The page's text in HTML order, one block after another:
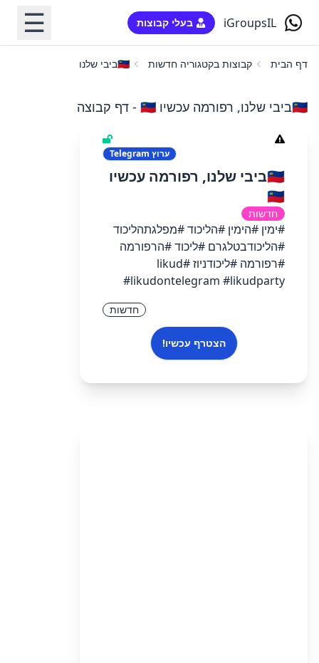
iGroupsIL בעלי קבוצות ☰
דף הבית קבוצות בקטגוריה חדשות 🇮🇱ביבי שלנו, רפורמה עכשיו 🇮🇱
🇮🇱ביבי שלנו, רפורמה עכשיו 🇮🇱 - דף קבוצה
ערוץ
🇮🇱ביבי שלנו, רפורמה עכשיו
🇮🇱
חדשות
#ימין #הימין #הליכוד #מפלגתהליכוד
#הליכודבטלגרם #ליכוד #הרפורמה
#רפורמה #ליכודניוז #likud
#likudontelegram #likudparty
חדשות
הצטרף עכשיו!